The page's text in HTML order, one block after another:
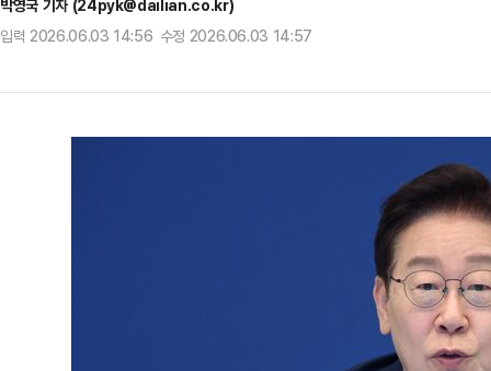
박영국 기자 (24pyk@dailian.co.kr)
입력 2026.06.03 14:56 수정 2026.06.03 14:57